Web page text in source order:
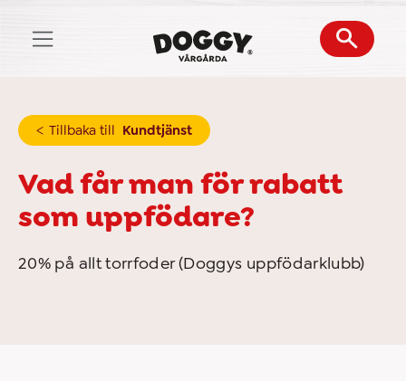
Tillbaka till Kundtjänst
Vad får man för rabatt
som uppfödare?
20% på allt torrfoder (Doggys uppfödarklubb)